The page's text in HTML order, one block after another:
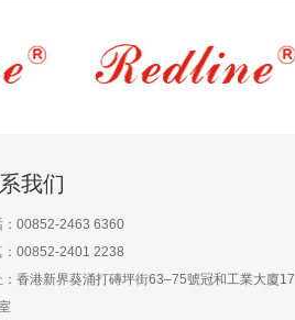
我们
：00852-2463 6360
：00852-2401 2238
：香港新界葵涌打磚坪街63–75號冠和工業大廈17